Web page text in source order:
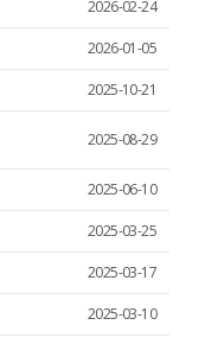
2026-02-24
2026-01-05
2025-10-21
2025-08-29
2025-06-10
2025-03-25
2025-03-17
2025-03-10